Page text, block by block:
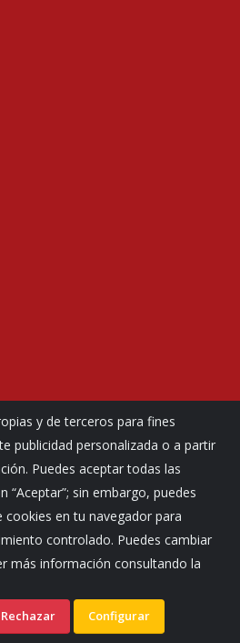
©Sociedad Madrileña de Nefrología
y de terceros para fines
publicidad personalizada o a partir
Puedes aceptar todas las
“Aceptar”; sin embargo, puedes
en tu navegador para
controlado. Puedes cambiar
más información consultando la
Rechazar Configurar